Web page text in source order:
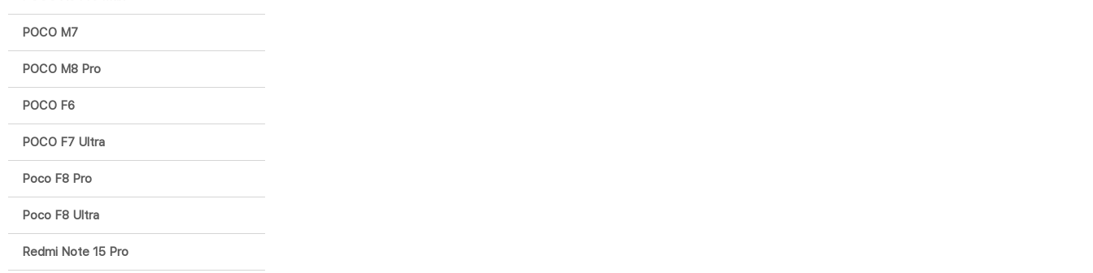
POCO M7
POCO M8 Pro
POCO F6
POCO F7 Ultra
Poco F8 Pro
Poco F8 Ultra
Redmi Note 15 Pro